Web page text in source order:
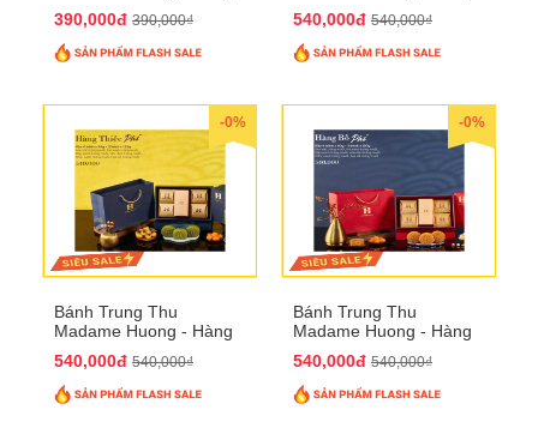
390,000đ 390,000₫ 540,000đ 540,000₫
-0%
Bánh Trung Thu
Madame Huong - Hàng
540,000đ 540,000₫
-0%
Bánh Trung Thu
Madame Huong - Hàng
540,000đ 540,000₫